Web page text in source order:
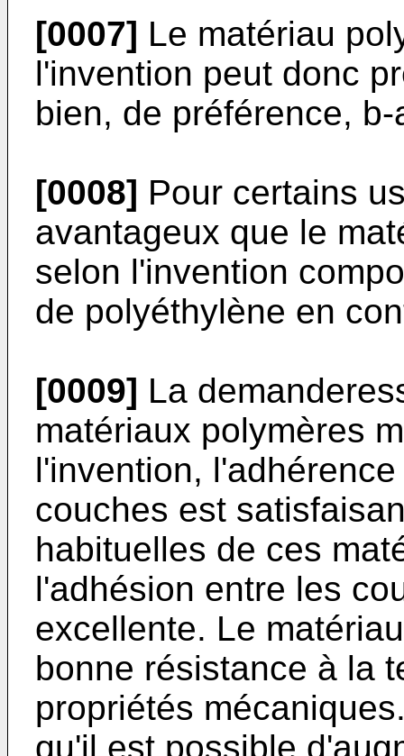
[0007] Le matériau
l'invention peut donc
bien, de préférence, b-
[0008] Pour certains
avantageux que le
selon l'invention
de poly­éthylène en
[0009] La
matériaux polymères
l'invention,
couches est
habituelles de ces
l'adhésion entre les
excellente. Le
bonne résistance à la
pro­priétés
qu'il est possible